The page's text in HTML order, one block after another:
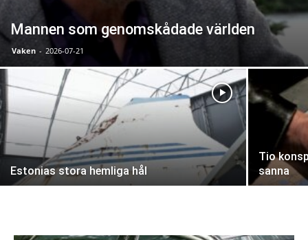
Mannen som genomskådade världen
Vaken - 2026-07-21
Estonias stora hemliga hål
Tio
sanna